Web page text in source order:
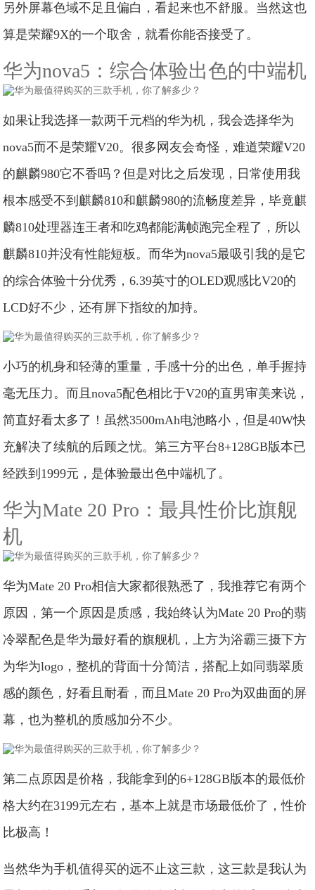
另外屏幕色域不足且偏白，看起来也不舒服。当然这也
算是荣耀9X的一个取舍，就看你能否接受了。
华为nova5：综合体验出色的中端机
如果让我选择一款两千元档的华为机，我会选择华为
nova5而不是荣耀V20。很多网友会奇怪，难道荣耀V20
的麒麟980它不香吗？但是对比之后发现，日常使用我
根本感受不到麒麟810和麒麟980的流畅度差异，毕竟麒
麟810处理器连王者和吃鸡都能满帧跑完全程了，所以
麒麟810并没有性能短板。而华为nova5最吸引我的是它
的综合体验十分优秀，6.39英寸的OLED观感比V20的
LCD好不少，还有屏下指纹的加持。
小巧的机身和轻薄的重量，手感十分的出色，单手握持
毫无压力。而且nova5配色相比于V20的直男审美来说，
简直好看太多了！虽然3500mAh电池略小，但是40W快
充解决了续航的后顾之忧。第三方平台8+128GB版本已
经跌到1999元，是体验最出色中端机了。
华为Mate 20 Pro：最具性价比旗舰
机
华为Mate 20 Pro相信大家都很熟悉了，我推荐它有两个
原因，第一个原因是质感，我始终认为Mate 20 Pro的翡
冷翠配色是华为最好看的旗舰机，上方为浴霸三摄下方
为华为logo，整机的背面十分简洁，搭配上如同翡翠质
感的颜色，好看且耐看，而且Mate 20 Pro为双曲面的屏
幕，也为整机的质感加分不少。
第二点原因是价格，我能拿到的6+128GB版本的最低价
格大约在3199元左右，基本上就是市场最低价了，性价
比极高！
当然华为手机值得买的远不止这三款，这三款是我认为